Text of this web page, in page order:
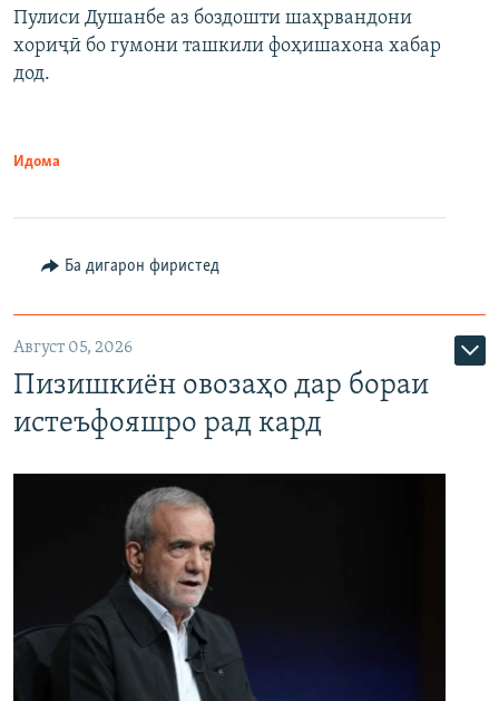
Пулиси Душанбе аз боздошти шаҳрвандони
хориҷӣ бо гумони ташкили фоҳишахона хабар
дод.
Идома
Ба дигарон фиристед
Август 05, 2026
Пизишкиён овозаҳо дар бораи
истеъфояшро рад кард